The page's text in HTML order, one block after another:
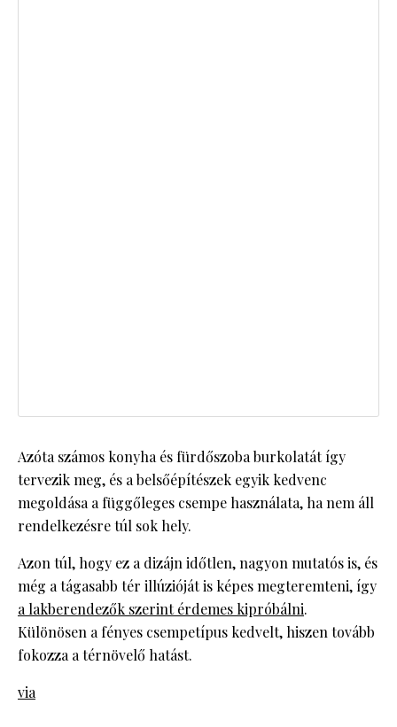
Azóta számos konyha és fürdőszoba burkolatát így
tervezik meg, és a belsőépítészek egyik kedvenc
megoldása a függőleges csempe használata, ha nem áll
rendelkezésre túl sok hely.
Azon túl, hogy ez a dizájn időtlen, nagyon mutatós is, és
még a tágasabb tér illúzióját is képes megteremteni, így
a lakberendezők szerint érdemes kipróbálni.
Különösen a fényes csempetípus kedvelt, hiszen tovább
fokozza a térnövelő hatást.
via